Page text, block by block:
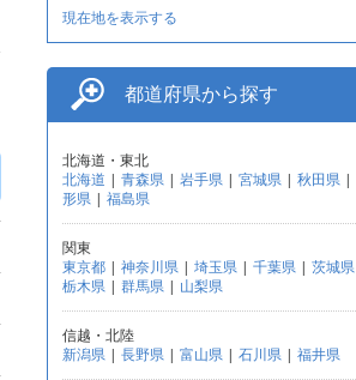
現在地を表示する
都道府県から探す
北海道・東北
北海道 | 青森県 | 岩手県 | 宮城県 | 秋田県 |
形県 | 福島県
関東
東京都 | 神奈川県 | 埼玉県 | 千葉県 | 茨城県
栃木県 | 群馬県 | 山梨県
信越・北陸
新潟県 | 長野県 | 富山県 | 石川県 | 福井県